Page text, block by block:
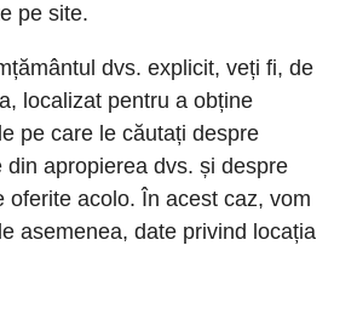
pe site.
dvs. explicit, veți fi, de
localizat pentru a obține
pe care le căutați despre
din apropierea dvs. și despre
oferite acolo. În acest caz, vom
asemenea, date privind locația